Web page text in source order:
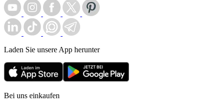
Laden Sie unsere App herunter
Bei uns einkaufen